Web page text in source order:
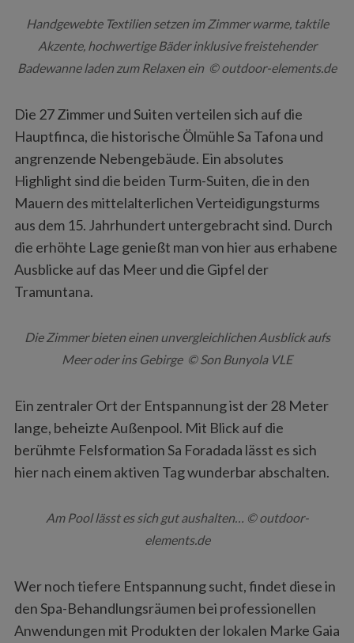
Handgewebte Textilien setzen im Zimmer warme, taktile
Akzente, hochwertige Bäder inklusive freistehender
Badewanne laden zum Relaxen ein © outdoor-elements.de
Die 27 Zimmer und Suiten verteilen sich auf die
Hauptfinca, die historische Ölmühle Sa Tafona und
angrenzende Nebengebäude. Ein absolutes
Highlight sind die beiden Turm-Suiten, die in den
Mauern des mittelalterlichen Verteidigungsturms
aus dem 15. Jahrhundert untergebracht sind. Durch
die erhöhte Lage genießt man von hier aus erhabene
Ausblicke auf das Meer und die Gipfel der
Tramuntana.
Die Zimmer bieten einen unvergleichlichen Ausblick aufs
Meer oder ins Gebirge © Son Bunyola VLE
Ein zentraler Ort der Entspannung ist der 28 Meter
lange, beheizte Außenpool. Mit Blick auf die
berühmte Felsformation Sa Foradada lässt es sich
hier nach einem aktiven Tag wunderbar abschalten.
Am Pool lässt es sich gut aushalten… © outdoor-
elements.de
Wer noch tiefere Entspannung sucht, findet diese in
den Spa-Behandlungsräumen bei professionellen
Anwendungen mit Produkten der lokalen Marke Gaia